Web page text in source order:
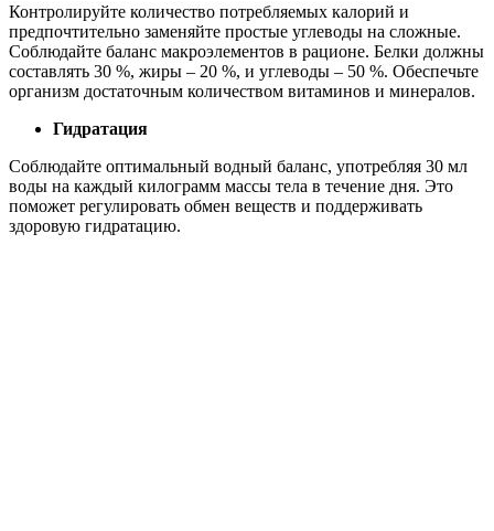
Контролируйте количество потребляемых калорий и
предпочтительно заменяйте простые углеводы на сложные.
Соблюдайте баланс макроэлементов в рационе. Белки должны
составлять 30 %, жиры – 20 %, и углеводы – 50 %. Обеспечьте
организм достаточным количеством витаминов и минералов.
Гидратация
Соблюдайте оптимальный водный баланс, употребляя 30 мл
воды на каждый килограмм массы тела в течение дня. Это
поможет регулировать обмен веществ и поддерживать
здоровую гидратацию.